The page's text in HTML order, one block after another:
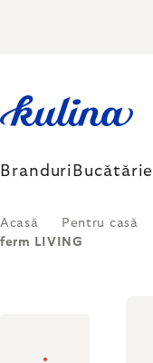
Branduri Bucătărie
Acasă Pentru casă
ferm LIVING